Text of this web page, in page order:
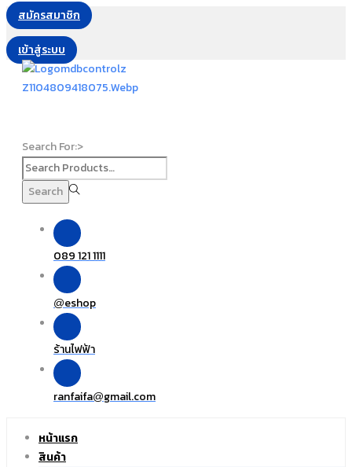
สมัครสมาชิก
เข้าสู่ระบบ
Search For:>
Search
089 121 1111
@eshop
ร้านไฟฟ้า
ranfaifa@gmail.com
หน้าแรก
สินค้า